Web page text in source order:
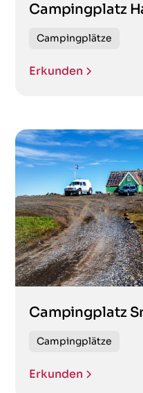
Campingplatz
Campingplätze
Erkunden
Campingplatz
Campingplätze
Erkunden